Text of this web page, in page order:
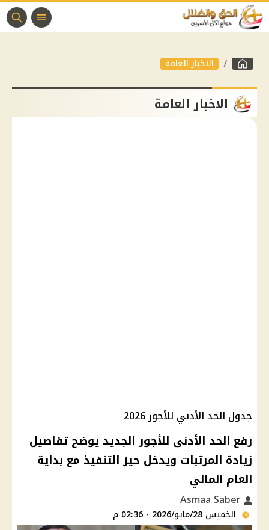
الاخبار العامة
الاخبار العامة
جدول الحد الأدني للأجور 2026
رفع الحد الأدنى للأجور الجديد يوضح تفاصيل
زيادة المرتبات ويدخل حيز التنفيذ مع بداية
العام المالي
الخميس 28/مايو/2026 - 02:36 م